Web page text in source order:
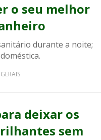
o seu melhor
durante a noite;
deixar os
sem